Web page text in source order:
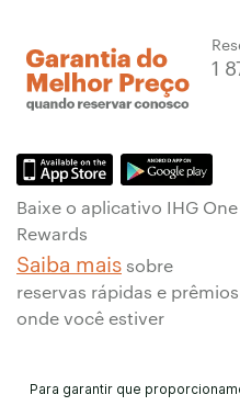
1
Baixe o aplicativo IHG One
Rewards
Saiba mais sobre
reservas rápidas e prêmios
onde você estiver
Para garantir que